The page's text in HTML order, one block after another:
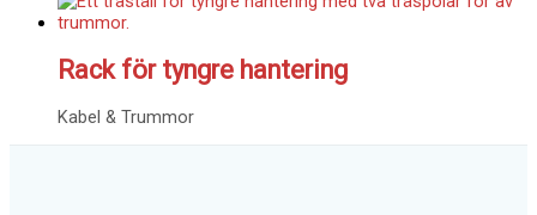
Rack för tyngre hantering
Kabel & Trummor